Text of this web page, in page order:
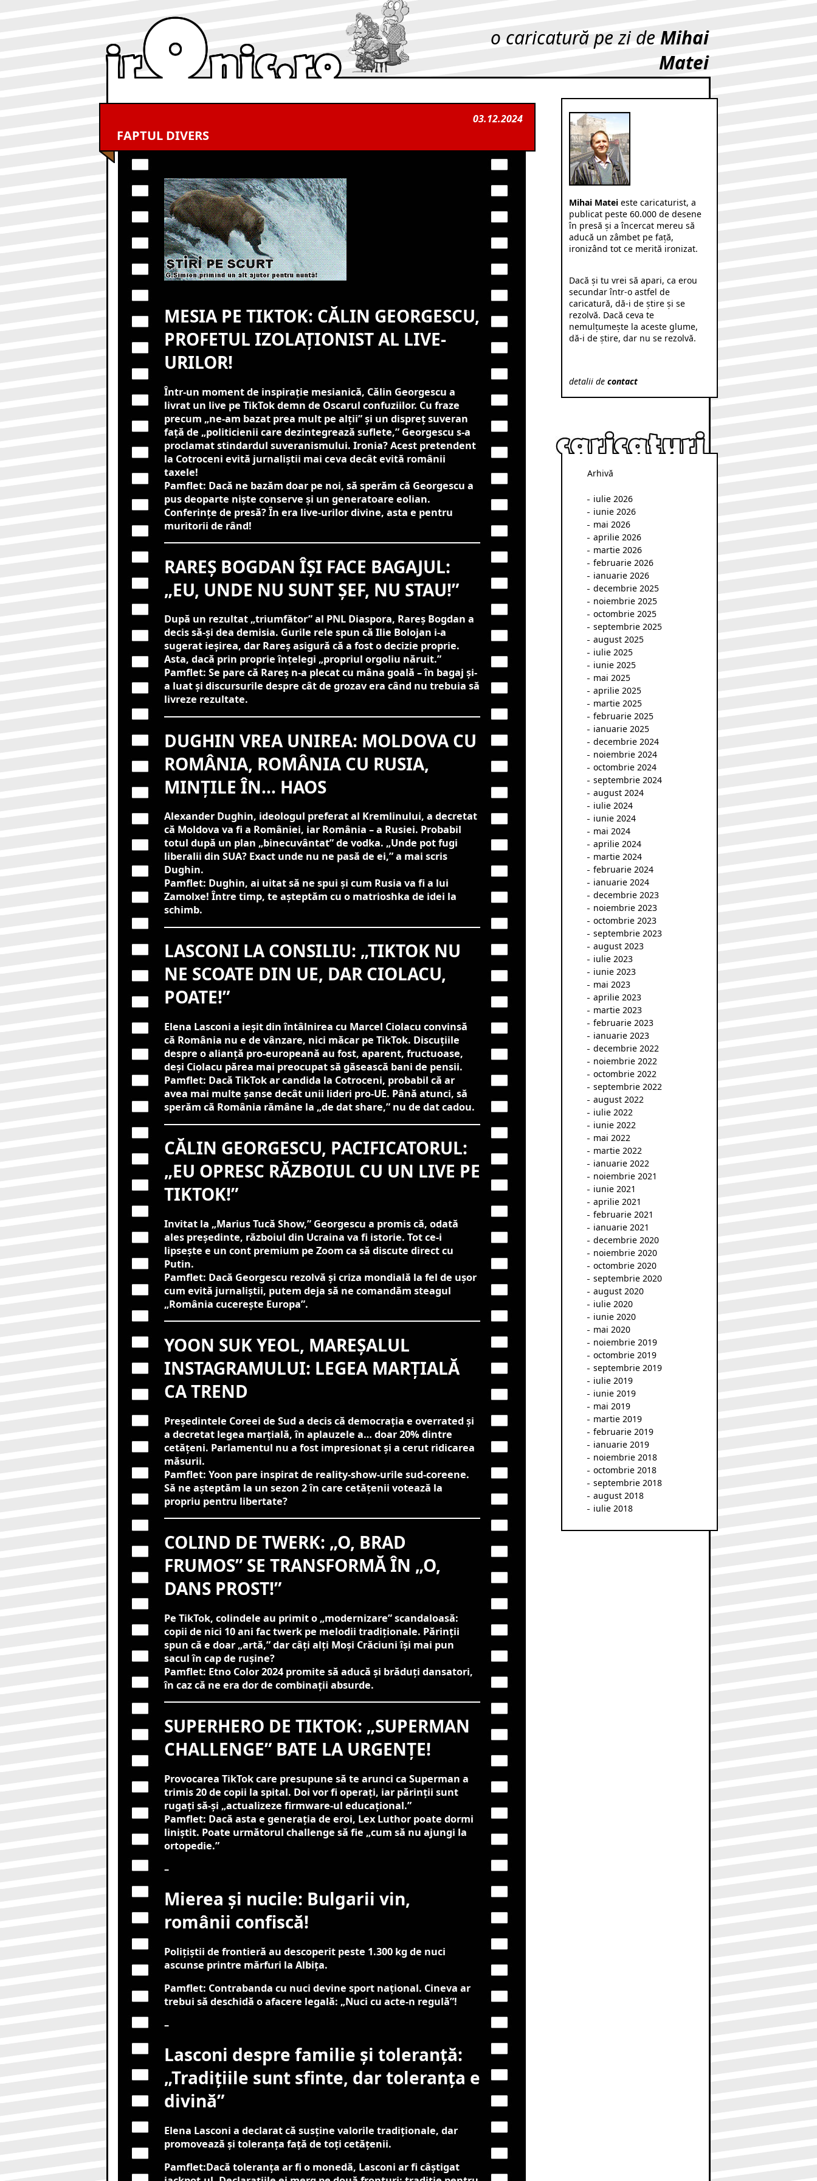
o caricatură pe zi deMihai
Matei
03.12.2024
FAPTUL DIVERS
MESIA PE TIKTOK: CĂLIN GEORGESCU,
PROFETUL IZOLAȚIONIST AL LIVE-
URILOR!
Într-un moment de inspirație mesianică, Călin Georgescu a
livrat un live pe TikTok demn de Oscarul confuziilor. Cu fraze
precum „ne-am bazat prea mult pe alții” și un dispreț suveran
față de „politicienii care dezintegrează suflete,” Georgescu s-a
proclamat stindardul suveranismului. Ironia? Acest pretendent
la Cotroceni evită jurnaliștii mai ceva decât evită românii
taxele!
Pamflet: Dacă ne bazăm doar pe noi, să sperăm că Georgescu a
pus deoparte niște conserve și un generatoare eolian.
Conferințe de presă? În era live-urilor divine, asta e pentru
muritorii de rând!
RAREȘ BOGDAN ÎȘI FACE BAGAJUL:
„EU, UNDE NU SUNT ȘEF, NU STAU!”
După un rezultat „triumfător” al PNL Diaspora, Rareș Bogdan a
decis să-și dea demisia. Gurile rele spun că Ilie Bolojan i-a
sugerat ieșirea, dar Rareș asigură că a fost o decizie proprie.
Asta, dacă prin proprie înțelegi „propriul orgoliu năruit.”
Pamflet: Se pare că Rareș n-a plecat cu mâna goală – în bagaj și-
a luat și discursurile despre cât de grozav era când nu trebuia să
livreze rezultate.
DUGHIN VREA UNIREA: MOLDOVA CU
ROMÂNIA, ROMÂNIA CU RUSIA,
MINȚILE ÎN… HAOS
Alexander Dughin, ideologul preferat al Kremlinului, a decretat
că Moldova va fi a României, iar România – a Rusiei. Probabil
totul după un plan „binecuvântat” de vodka. „Unde pot fugi
liberalii din SUA? Exact unde nu ne pasă de ei,” a mai scris
Dughin.
Pamflet: Dughin, ai uitat să ne spui și cum Rusia va fi a lui
Zamolxe! Între timp, te așteptăm cu o matrioshka de idei la
schimb.
LASCONI LA CONSILIU: „TIKTOK NU
NE SCOATE DIN UE, DAR CIOLACU,
POATE!”
Elena Lasconi a ieșit din întâlnirea cu Marcel Ciolacu convinsă
că România nu e de vânzare, nici măcar pe TikTok. Discuțiile
despre o alianță pro-europeană au fost, aparent, fructuoase,
deși Ciolacu părea mai preocupat să găsească bani de pensii.
Pamflet: Dacă TikTok ar candida la Cotroceni, probabil că ar
avea mai multe șanse decât unii lideri pro-UE. Până atunci, să
sperăm că România rămâne la „de dat share,” nu de dat cadou.
CĂLIN GEORGESCU, PACIFICATORUL:
„EU OPRESC RĂZBOIUL CU UN LIVE PE
TIKTOK!”
Invitat la „Marius Tucă Show,” Georgescu a promis că, odată
ales președinte, războiul din Ucraina va fi istorie. Tot ce-i
lipsește e un cont premium pe Zoom ca să discute direct cu
Putin.
Pamflet: Dacă Georgescu rezolvă și criza mondială la fel de ușor
cum evită jurnaliștii, putem deja să ne comandăm steagul
„România cucerește Europa”.
YOON SUK YEOL, MAREȘALUL
INSTAGRAMULUI: LEGEA MARȚIALĂ
CA TREND
Președintele Coreei de Sud a decis că democrația e overrated și
a decretat legea marțială, în aplauzele a… doar 20% dintre
cetățeni. Parlamentul nu a fost impresionat și a cerut ridicarea
măsurii.
Pamflet: Yoon pare inspirat de reality-show-urile sud-coreene.
Să ne așteptăm la un sezon 2 în care cetățenii votează la
propriu pentru libertate?
COLIND DE TWERK: „O, BRAD
FRUMOS” SE TRANSFORMĂ ÎN „O,
DANS PROST!”
Pe TikTok, colindele au primit o „modernizare” scandaloasă:
copii de nici 10 ani fac twerk pe melodii tradiționale. Părinții
spun că e doar „artă,” dar câți alți Moși Crăciuni își mai pun
sacul în cap de rușine?
Pamflet: Etno Color 2024 promite să aducă și brăduți dansatori,
în caz că ne era dor de combinații absurde.
SUPERHERO DE TIKTOK: „SUPERMAN
CHALLENGE” BATE LA URGENȚE!
Provocarea TikTok care presupune să te arunci ca Superman a
trimis 20 de copii la spital. Doi vor fi operați, iar părinții sunt
rugați să-și „actualizeze firmware-ul educațional.”
Pamflet: Dacă asta e generația de eroi, Lex Luthor poate dormi
liniștit. Poate următorul challenge să fie „cum să nu ajungi la
ortopedie.”
–
Mierea și nucile: Bulgarii vin,
românii confiscă!
Polițiștii de frontieră au descoperit peste 1.300 kg de nuci
ascunse printre mărfuri la Albița.
Pamflet: Contrabanda cu nuci devine sport național. Cineva ar
trebui să deschidă o afacere legală: „Nuci cu acte-n regulă”!
–
Lasconi despre familie și toleranță:
„Tradițiile sunt sfinte, dar toleranța e
divină”
Elena Lasconi a declarat că susține valorile tradiționale, dar
promovează și toleranța față de toți cetățenii.
Pamflet:Dacă toleranța ar fi o monedă, Lasconi ar fi câștigat
Mihai Matei este caricaturist, a
publicat peste 60.000 de desene
în presă şi a încercat mereu să
aducă un zâmbet pe faţă,
ironizând tot ce merită ironizat.
Dacă şi tu vrei să apari, ca erou
secundar într-o astfel de
caricatură, dă-i de ştire şi se
rezolvă. Dacă ceva te
nemulţumeşte la aceste glume,
dă-i de ştire, dar nu se rezolvă.
detalii de contact
Arhivă
iulie 2026
iunie 2026
mai 2026
aprilie 2026
martie 2026
februarie 2026
ianuarie 2026
decembrie 2025
noiembrie 2025
octombrie 2025
septembrie 2025
august 2025
iulie 2025
iunie 2025
mai 2025
aprilie 2025
martie 2025
februarie 2025
ianuarie 2025
decembrie 2024
noiembrie 2024
octombrie 2024
septembrie 2024
august 2024
iulie 2024
iunie 2024
mai 2024
aprilie 2024
martie 2024
februarie 2024
ianuarie 2024
decembrie 2023
noiembrie 2023
octombrie 2023
septembrie 2023
august 2023
iulie 2023
iunie 2023
mai 2023
aprilie 2023
martie 2023
februarie 2023
ianuarie 2023
decembrie 2022
noiembrie 2022
octombrie 2022
septembrie 2022
august 2022
iulie 2022
iunie 2022
mai 2022
martie 2022
ianuarie 2022
noiembrie 2021
iunie 2021
aprilie 2021
februarie 2021
ianuarie 2021
decembrie 2020
noiembrie 2020
octombrie 2020
septembrie 2020
august 2020
iulie 2020
iunie 2020
mai 2020
noiembrie 2019
octombrie 2019
septembrie 2019
iulie 2019
iunie 2019
mai 2019
martie 2019
februarie 2019
ianuarie 2019
noiembrie 2018
octombrie 2018
septembrie 2018
august 2018
iulie 2018